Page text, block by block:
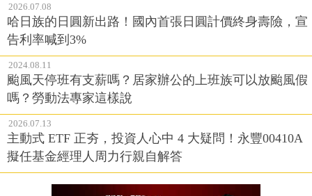
2026.07.08
哈日族的日圓新出路！國內首張日圓計價終身壽險，宣
告利率喊到3%
2024.08.11
颱風天停班有支薪嗎？居家辦公的上班族可以放颱風假
嗎？勞動法專家這樣說
2026.07.13
主動式 ETF 正夯，投資人心中 4 大疑問！永豐00410A
擬任基金經理人周力行親自解答